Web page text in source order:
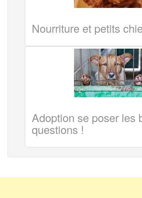
Nourriture et petits
Adoption se poser les
questions !